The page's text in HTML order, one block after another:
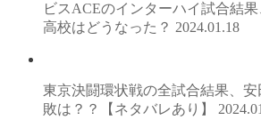
ビスACEのインターハイ試合結
高校はどうなった？ 2024.01.18
東京決闘環状戦の全試合結果、
敗は？？【ネタバレあり】